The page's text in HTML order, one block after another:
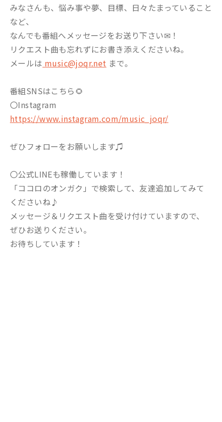
みなさんも、悩み事や夢、目標、日々たまっていること
など、
なんでも番組へメッセージをお送り下さい✉！
リクエスト曲も忘れずにお書き添えくださいね。
メールは music@joqr.net まで。
番組SNSはこちら🌻
〇Instagram
https://www.instagram.com/music_joqr/
ぜひフォローをお願いします♫
〇公式LINEも稼働しています！
「ココロのオンガク」で検索して、友達追加してみて
くださいね♪
メッセージ＆リクエスト曲を受け付けていますので、
ぜひお送りください。
お待ちしています！